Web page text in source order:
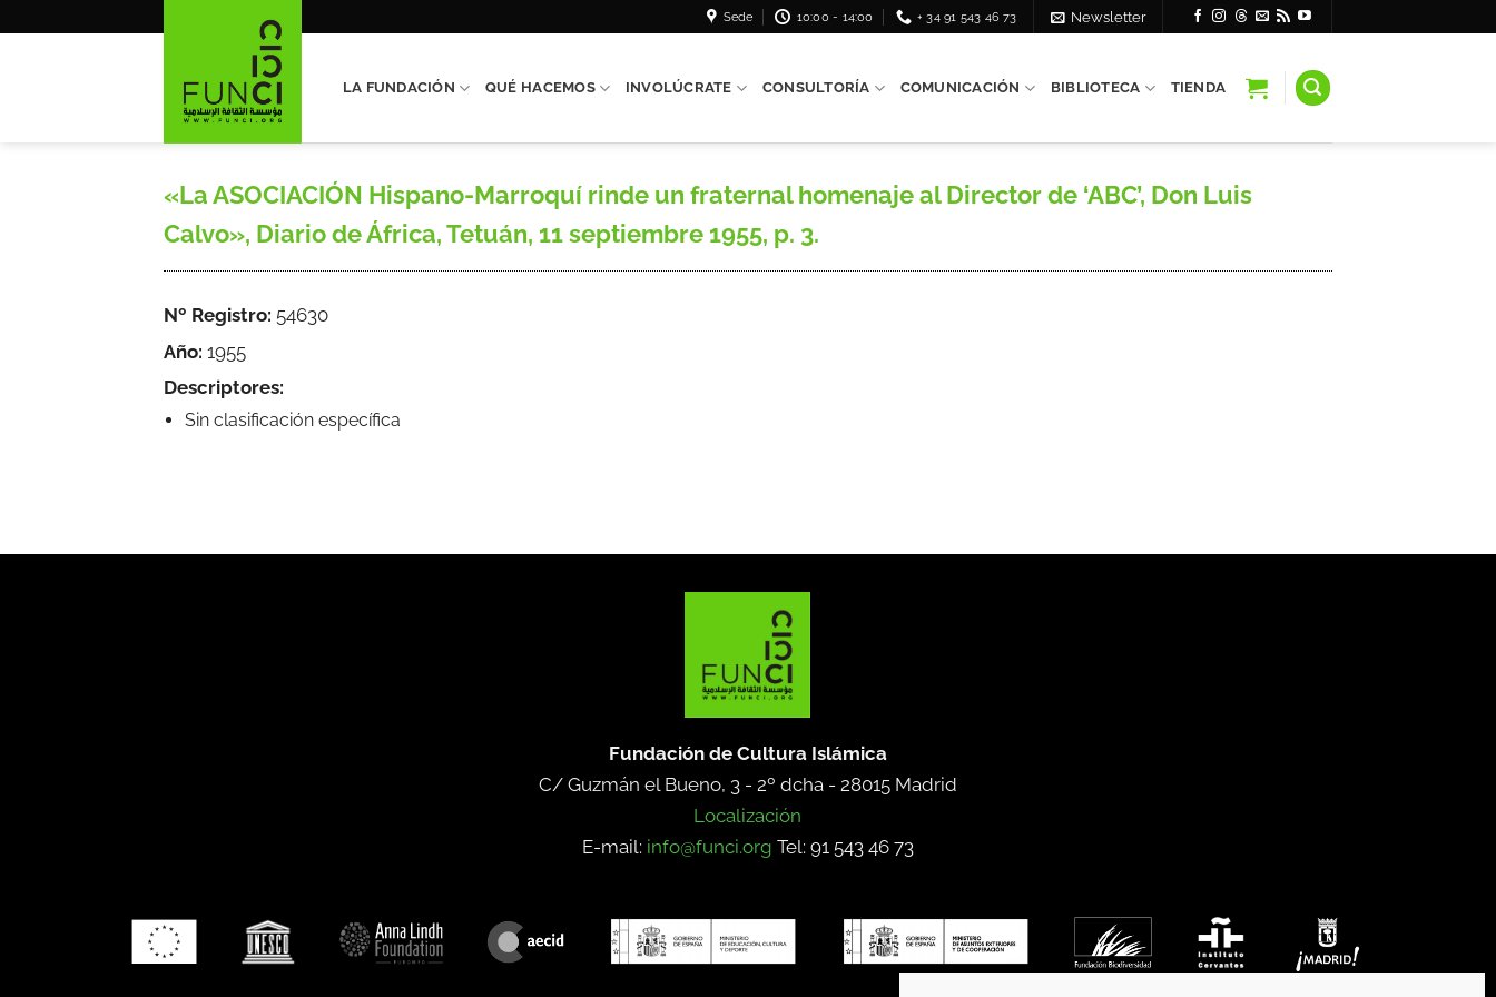
Sede 10:00 - 14:00 + 34 91 543 46 73 Newsletter
LA FUNDACIÓN QUÉ HACEMOS INVOLÚCRATE CONSULTORÍA COMUNICACIÓN BIBLIOTECA TIENDA
«La ASOCIACIÓN Hispano-Marroquí rinde un fraternal homenaje al Director de ‘ABC’, Don Luis
Calvo», Diario de África, Tetuán, 11 septiembre 1955, p. 3.
Nº Registro: 54630
Año: 1955
Descriptores:
Sin clasificación específica
Fundación de Cultura Islámica
C/ Guzmán el Bueno, 3 - 2º dcha - 28015 Madrid
Localización
E-mail: info@funci.org Tel: 91 543 46 73